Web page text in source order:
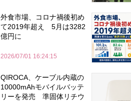
外食市場、コロナ禍後初め
て2019年超え 5月は3282
億円に
2026/07/01 16:24:15
QIROCA、ケーブル内蔵の
10000mAhモバイルバッテ
リーを発売 準固体リチウ